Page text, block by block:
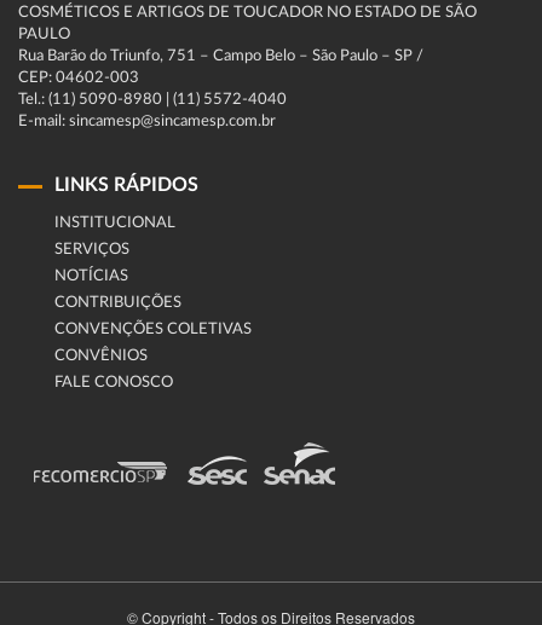
COSMÉTICOS E ARTIGOS DE TOUCADOR NO ESTADO DE SÃO
PAULO
Rua Barão do Triunfo, 751 – Campo Belo – São Paulo – SP /
CEP: 04602-003
Tel.: (11) 5090-8980 | (11) 5572-4040
E-mail: sincamesp@sincamesp.com.br
LINKS RÁPIDOS
INSTITUCIONAL
SERVIÇOS
NOTÍCIAS
CONTRIBUIÇÕES
CONVENÇÕES COLETIVAS
CONVÊNIOS
FALE CONOSCO
© Copyright - Todos os Direitos Reservados